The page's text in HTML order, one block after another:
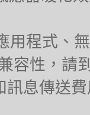
用程式、
容性，請
訊息傳送